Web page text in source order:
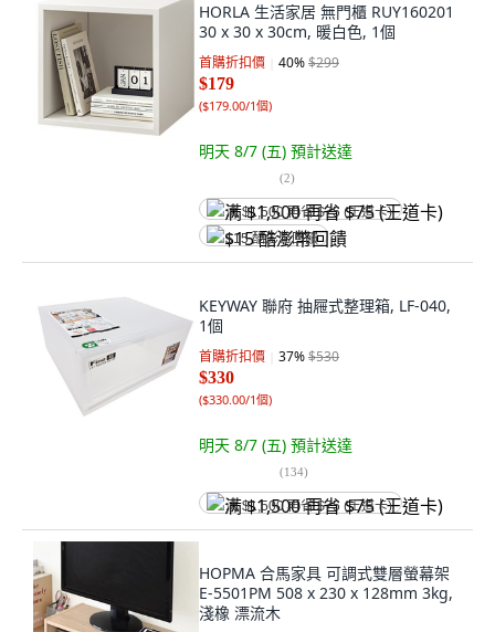
HORLA 生活家居 無門櫃 RUY160201
30 x 30 x 30cm, 暖白色, 1個
首購折扣價 40%$299
$179
($179.00/1個)
明天 8/7 (五) 預計送達
(2)
满 $1,500 再省 $75 (王道卡)
$15 酷澎幣回饋
KEYWAY 聯府 抽屜式整理箱, LF-040,
1個
首購折扣價 37%$530
$330
($330.00/1個)
明天 8/7 (五) 預計送達
(134)
满 $1,500 再省 $75 (王道卡)
HOPMA 合馬家具 可調式雙層螢幕架
E-5501PM 508 x 230 x 128mm 3kg,
淺橡 漂流木